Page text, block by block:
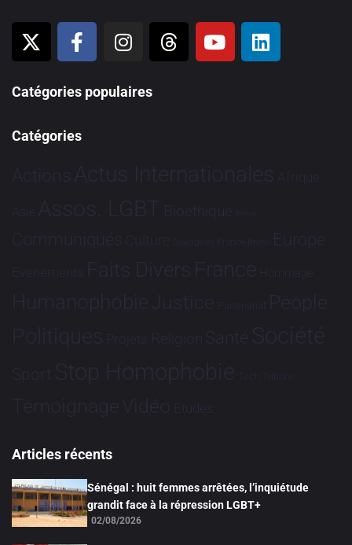
Catégories populaires
Catégories
Actions Actus Internationales Afrique
Asie Assos. LGBT Bioéthique Brève
Communiqués Culture Dialogues France-Brésil Europe
Evénements Faits Divers France Hommage
HumanophobieJustice Partenariat People
Politiques Projets Religion Santé Société
Sport Stop Homophobie Tech Tribune
TémoignageVidéo Études
Articles récents
Sénégal : huit femmes arrêtées, l’inquiétude
grandit face à la répression LGBT+
02/08/2026